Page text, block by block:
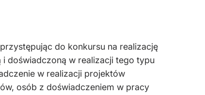
do konkursu na realizację
doświadczoną w realizacji tego typu
w realizacji projektów
osób z doświadczeniem w pracy